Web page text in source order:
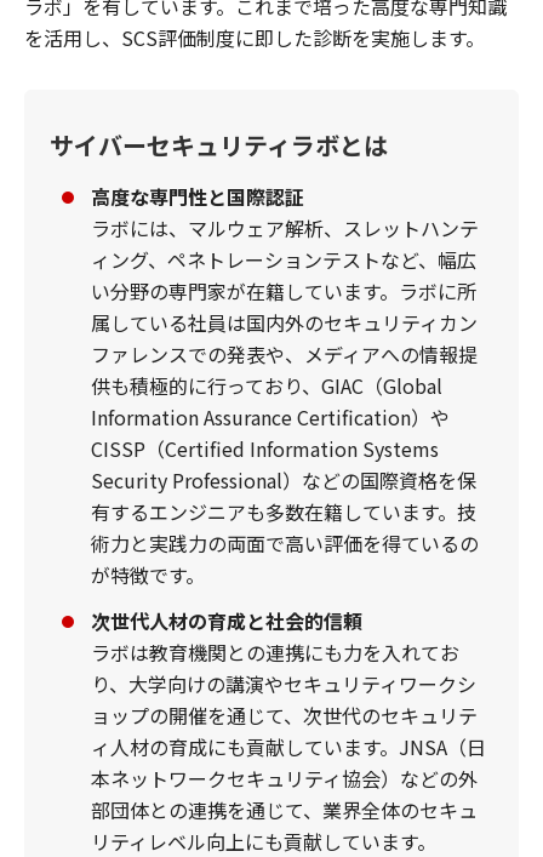
を活用し、SCS評価制度に即した診断を実施します。
サイバーセキュリティラボとは
高度な専門性と国際認証
ラボには、マルウェア解析、スレットハンテ
ィング、ペネトレーションテストなど、幅広
い分野の専門家が在籍しています。ラボに所
属している社員は国内外のセキュリティカン
ファレンスでの発表や、メディアへの情報提
供も積極的に行っており、GIAC（Global
Information Assurance Certification）や
CISSP（Certified Information Systems
Security Professional）などの国際資格を保
有するエンジニアも多数在籍しています。技
術力と実践力の両面で高い評価を得ているの
が特徴です。
次世代人材の育成と社会的信頼
ラボは教育機関との連携にも力を入れてお
り、大学向けの講演やセキュリティワークシ
ョップの開催を通じて、次世代のセキュリテ
ィ人材の育成にも貢献しています。JNSA（日
本ネットワークセキュリティ協会）などの外
部団体との連携を通じて、業界全体のセキュ
リティレベル向上にも貢献しています。